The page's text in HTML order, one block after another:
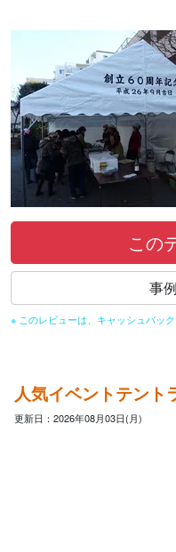
この
事
※ このレビューは、キャッシュバッ
人気イベントテント
更新日：2026年08月03日(月)